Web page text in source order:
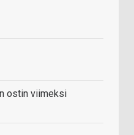
ostin viimeksi